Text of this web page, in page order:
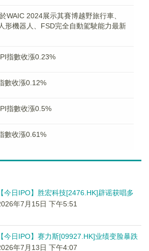
WAIC 2024展示其賽博越野旅行車、
形機器人、FSD完全自動駕駛能力最新
指數收漲0.23%
數收漲0.12%
指數收漲0.5%
數收漲0.61%
【今日IPO】胜宏科技[2476.HK]辟谣获唱多
年7月15日 下午5:51
【今日IPO】赛力斯[09927.HK]业绩变脸暴跌
年7月13日 下午4:07